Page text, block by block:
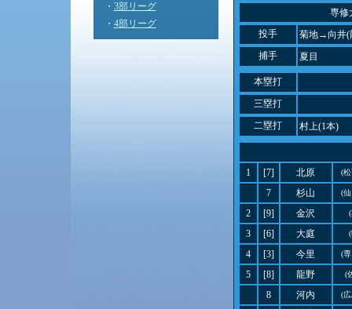
・ 3部リーグ
・ 4部リーグ
専修
投手
菊地→向井(
捕手
夏目
本塁打
三塁打
二塁打
村上(1本)
1 [7] 北原 (
7 杉山 (
2 [9] 金沢
3 [6] 大庭
4 [3] 今里 (
5 [8] 龍野 (
8 河内 (